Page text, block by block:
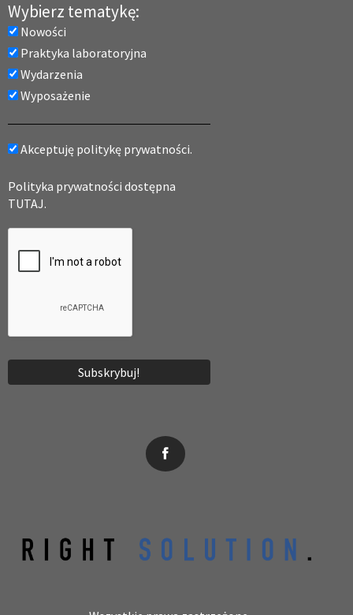
Wybierz tematykę:
Nowości
Praktyka laboratoryjna
Wydarzenia
Wyposażenie
Akceptuję politykę prywatności.
Polityka prywatności dostępna
TUTAJ.